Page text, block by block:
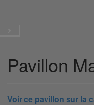
Pavillon
Voir ce pavillon sur la